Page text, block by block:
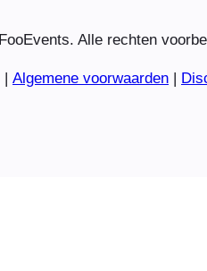
Alle rechten
| Algemene voorwaarden |